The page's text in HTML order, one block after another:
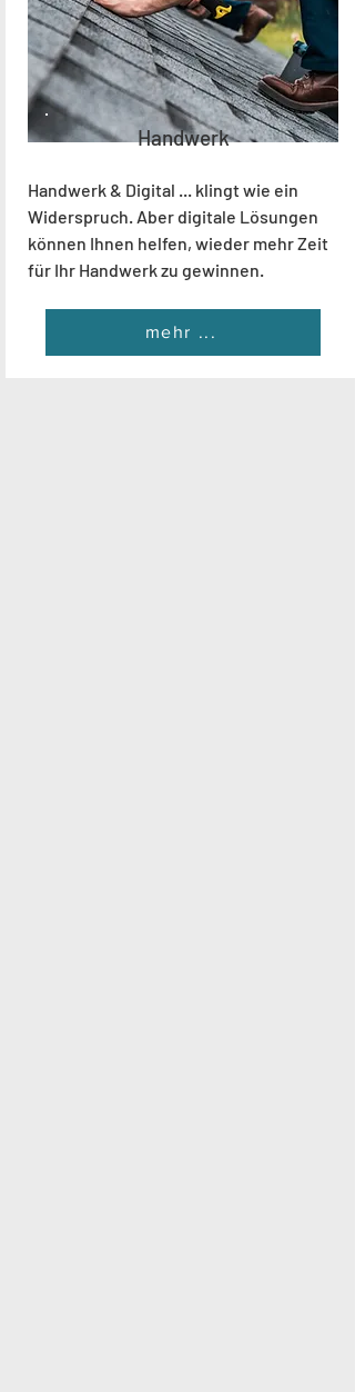
Handwerk
Handwerk & Digital ... klingt wie ein
Widerspruch. Aber digitale Lösungen
können Ihnen helfen, wieder mehr Zeit
für Ihr Handwerk zu gewinnen.
mehr ...